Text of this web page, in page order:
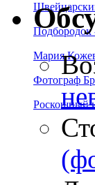
Подбородок
Мария
Фотограф
Роскошный